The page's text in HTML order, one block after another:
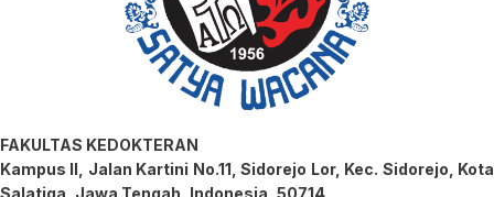
FAKULTAS KEDOKTERAN
Kampus II, Jalan Kartini No.11, Sidorejo Lor, Kec. Sidorejo, Kota
Salatiga, Jawa Tengah, Indonesia, 50714